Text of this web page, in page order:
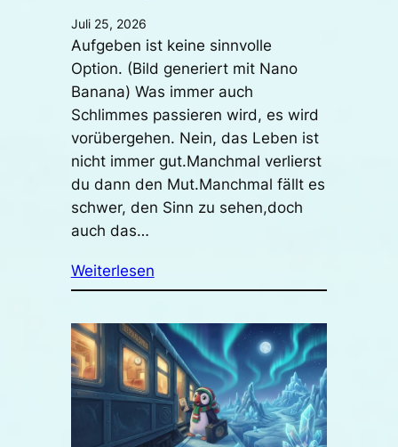
Juli 25, 2026
Aufgeben ist keine sinnvolle
Option. (Bild generiert mit Nano
Banana) Was immer auch
Schlimmes passieren wird, es wird
vorübergehen. Nein, das Leben ist
nicht immer gut.Manchmal verlierst
du dann den Mut.Manchmal fällt es
schwer, den Sinn zu sehen,doch
auch das…
Weiterlesen